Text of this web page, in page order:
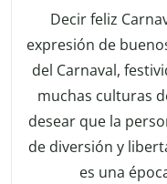
Decir feliz
expresión de
del Carnaval,
muchas culturas
desear que la
de diversión y
es una